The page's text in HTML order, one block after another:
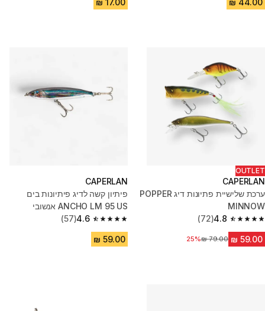
OUTLET
CAPERLAN
ערכת שלישיית פתיונות דיג POPPER
MINNOW
4.8
4.8 out of 5 stars from 72 reviews
(72)
מחיר לפני הנחה‏79.00 ₪
25%
CAPERLAN
פיתיון קשה לדיג פיתיונות בים
ANCHO LM 95 US אנשובי
4.6
4.6 out of 5 stars from 57 reviews
(57)